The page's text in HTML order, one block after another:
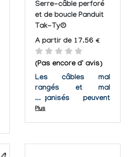
Serre-câble perforé
et de boucle Panduit
Tak-Ty®
A partir de 17.56 €
(Pas encore d' avis)
Les câbles mal
rangés et mal
organisés peuvent
être une horreur et un
Plus